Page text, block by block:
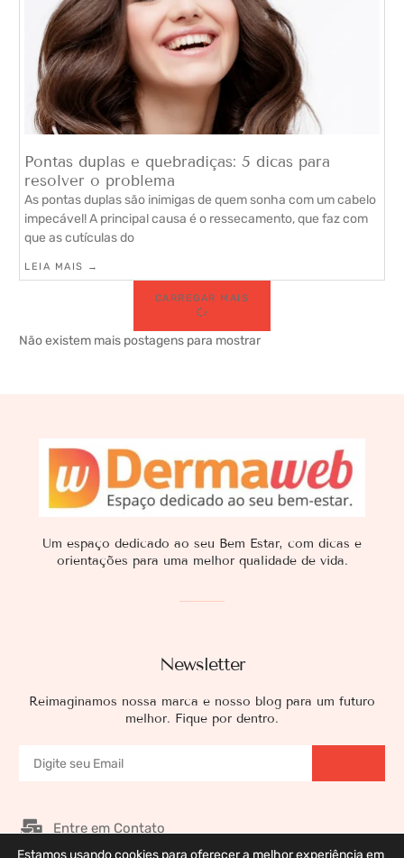
Pontas duplas e quebradiças: 5 dicas para
resolver o problema
As pontas duplas são inimigas de quem sonha com um cabelo
impecável! A principal causa é o ressecamento, que faz com
que as cutículas do
LEIA MAIS →
CARREGAR MAIS
Não existem mais postagens para mostrar
Newsletter
Reimaginamos nossa marca e nosso blog para um futuro
melhor. Fique por dentro.
Um espaço dedicado ao seu Bem Estar, com dicas e
orientações para uma melhor qualidade de vida.
Entre em Contato
Estamos usando cookies para oferecer a melhor experiência em